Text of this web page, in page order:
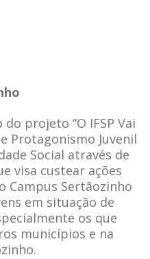
projeto “O IFSP Vai
Protagonismo Juvenil
Social através de
visa custear ações
Campus Sertãozinho
em situação de
os que
municípios e na